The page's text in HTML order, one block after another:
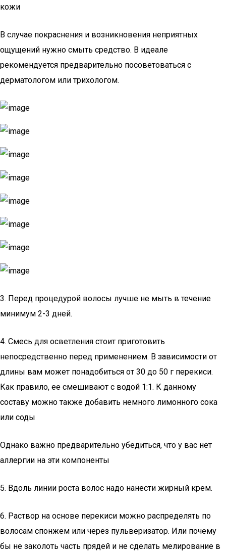
кожи
В случае покраснения и возникновения неприятных
ощущений нужно смыть средство. В идеале
рекомендуется предварительно посоветоваться с
дерматологом или трихологом.
3. Перед процедурой волосы лучше не мыть в течение
минимум 2-3 дней.
4. Смесь для осветления стоит приготовить
непосредственно перед применением. В зависимости от
длины вам может понадобиться от 30 до 50 г перекиси.
Как правило, ее смешивают с водой 1:1. К данному
составу можно также добавить немного лимонного сока
или соды
Однако важно предварительно убедиться, что у вас нет
аллергии на эти компоненты
5. Вдоль линии роста волос надо нанести жирный крем.
6. Раствор на основе перекиси можно распределять по
волосам спонжем или через пульверизатор. Или почему
бы не заколоть часть прядей и не сделать мелирование в